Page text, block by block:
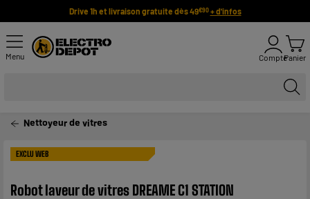
Drive 1h et livraison gratuite dès 49€90 + d'infos
Menu ComptePanier
Nettoyeur de vitres
EXCLU WEB
Robot laveur de vitres DREAME C1 STATION